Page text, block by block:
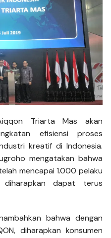
Triarta Mas akan
efisiensi proses
kreatif di Indonesia.
mengatakan bahwa
mencapai 1.000 pelaku
dapat terus
bahwa dengan
diharapkan konsumen